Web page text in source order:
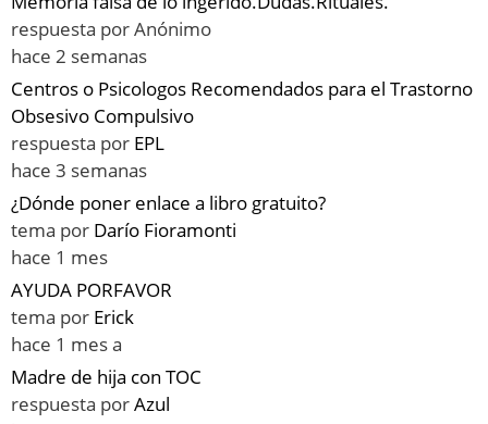
respuesta porAnónimo
hace 2 semanas
Centros o Psicologos Recomendados para el Trastorno
Obsesivo Compulsivo
respuesta por EPL
hace 3 semanas
¿Dónde poner enlace a libro gratuito?
tema por Darío Fioramonti
hace 1 mes
AYUDA PORFAVOR
tema por Erick
hace 1 mes a
Madre de hija con TOC
respuesta porAzul